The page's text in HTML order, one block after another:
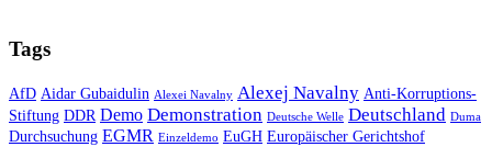
Tags
AfD Aidar Gubaidulin Alexei Navalny Alexej Navalny Anti-Korruptions-
Stiftung DDR Demo Demonstration Deutsche Welle Deutschland Duma
Durchsuchung EGMR Einzeldemo EuGH Europäischer Gerichtshof